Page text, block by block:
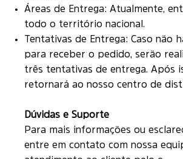
Áreas de Entrega: Atualmente,
todo o território nacional.
Tentativas de Entrega: Caso não
para receber o pedido, serão
três tentativas de entrega. Após
retornará ao nosso centro de
Dúvidas e Suporte
Para mais informações ou
entre em contato com nossa